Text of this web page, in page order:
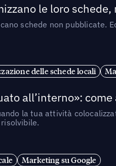
le loro
schede non pubblicate.
delle schede locali
all’interno»:
la tua attività
Marketing su Google